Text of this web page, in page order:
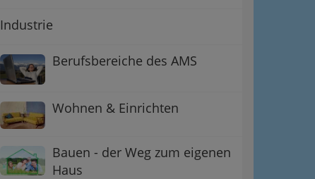
Industrie
Berufsbereiche des AMS
Wohnen & Einrichten
Bauen - der Weg zum eigenen
Haus